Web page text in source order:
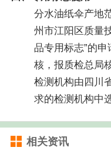
分水油纸伞产地
州市江阳区质量
品专用标志”的
核，报质检总局
检测机构由四川
求的检测机构中
相关资讯